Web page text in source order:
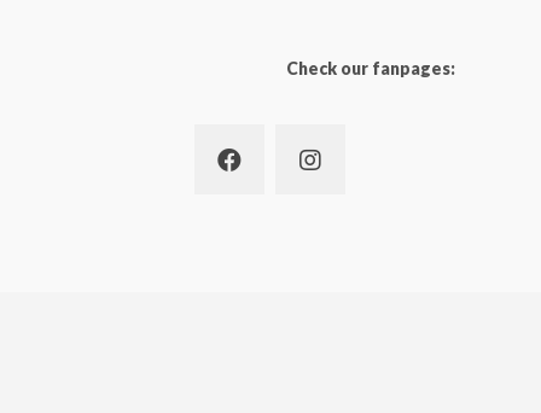
Check our fanpages: